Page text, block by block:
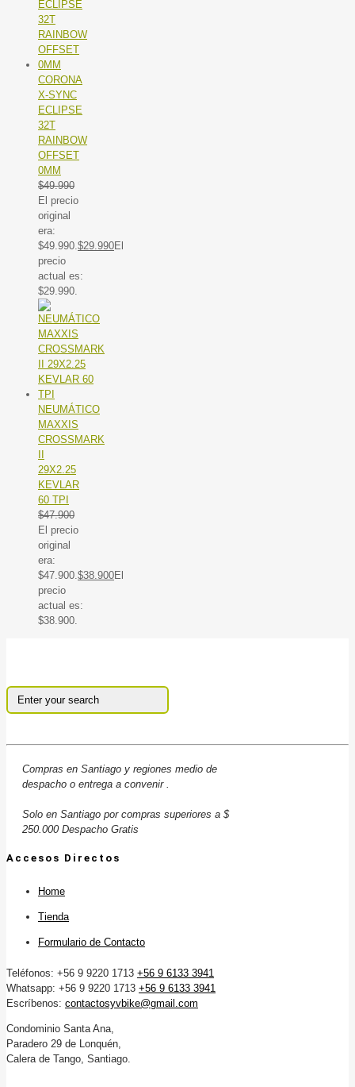
CORONA
X-SYNC
ECLIPSE
32T
RAINBOW
OFFSET
0MM
$49.990
El precio
original
era:
$49.990. $29.990El
precio
actual es:
$29.990.
NEUMÁTICO
MAXXIS
CROSSMARK
29X2.25
KEVLAR
60 TPI
$47.900
El precio
original
era:
$47.900. $38.900El
precio
actual es:
$38.900.
Compras en Santiago y regiones medio de
despacho o entrega a convenir .
Solo en Santiago por compras superiores a $
250.000 Despacho Gratis
Accesos Directos
Home
Tienda
Formulario de Contacto
Teléfonos: +56 9 9220 1713 +56 9 6133 3941
Whatsapp: +56 9 9220 1713 +56 9 6133 3941
Escríbenos: contactosyvbike@gmail.com
Condominio Santa Ana,
Paradero 29 de Lonquén,
Calera de Tango, Santiago.